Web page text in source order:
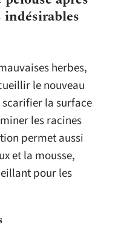
indésirables
herbes,
le nouveau
la surface
les racines
permet aussi
et la mousse,
pour les